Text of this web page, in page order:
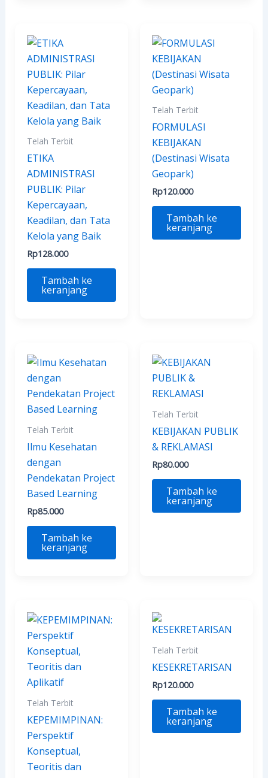
Telah Terbit
ETIKA
ADMINISTRASI
PUBLIK: Pilar
Kepercayaan,
Keadilan, dan Tata
Kelola yang Baik
Rp128.000
Tambah ke
keranjang
Telah Terbit
FORMULASI
KEBIJAKAN
(Destinasi Wisata
Geopark)
Rp120.000
Tambah ke
keranjang
Telah Terbit
Ilmu Kesehatan
dengan
Pendekatan Project
Based Learning
Rp85.000
Tambah ke
keranjang
Telah Terbit
KEBIJAKAN PUBLIK
& REKLAMASI
Rp80.000
Tambah ke
keranjang
Telah Terbit
KEPEMIMPINAN:
Perspektif
Konseptual,
Teoritis dan
Telah Terbit
KESEKRETARISAN
Rp120.000
Tambah ke
keranjang